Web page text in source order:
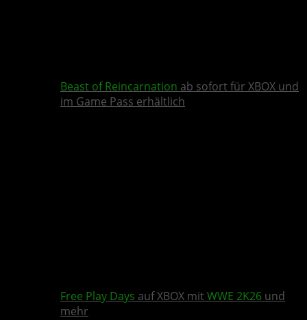
Beast of Reincarnation ab sofort für XBOX und
im Game Pass erhältlich
Free Play Days auf XBOX mit WWE 2K26 und
mehr